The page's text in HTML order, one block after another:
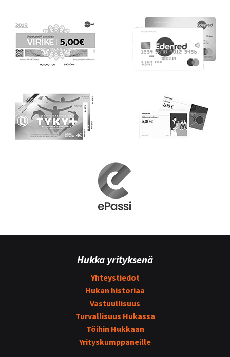
Hukka yrityksenä
Yhteystiedot
Hukan historiaa
Vastuullisuus
Turvallisuus Hukassa
Töihin Hukkaan
Yrityskumppaneille